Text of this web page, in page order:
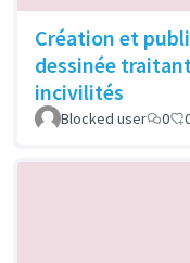
Création et
dessinée
incivilités
Blocked user 0